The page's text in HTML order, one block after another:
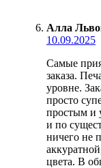
Алла
10.09.2025
Самые
заказа.
уровне.
просто
простым и
и по
ничего не
цвета. В